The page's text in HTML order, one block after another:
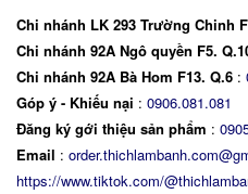
Chi nhánh LK 293 Trường Chinh
Chi nhánh 92A Ngô quyền F5.
Chi nhánh 92A Bà Hom F13. Q.6 :
Góp ý - Khiếu nại : 0906.081.081
Đăng ký gới thiệu sản phẩm :
Email :
https://www.tiktok.com/